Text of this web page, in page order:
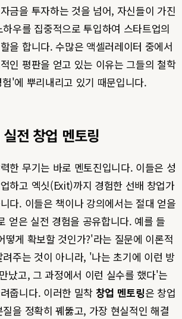
금을 투자하는 것을 넘어, 자신들이 가진
우를 집중적으로 투입하여 스타트업의
을 합니다. 수많은 액셀러레이터 중에서
인 평판을 얻고 있는 이유는 그들의 철학
'에 뿌리내리고 있기 때문입니다.
전 창업 멘토링
한 무기는 바로 멘토진입니다. 이들은 성
하고 엑싯(Exit)까지 경험한 선배 창업가
다. 이들은 책이나 강의에서는 절대 얻을
얻은 실전 경험을 공유합니다. 예를 들
떻게 확보할 것인가?'라는 질문에 이론적
주는 것이 아니라, '나는 초기에 이런 방
났고, 그 과정에서 이런 실수를 했다'는
줍니다. 이러한 밀착 창업 멘토링은 창업
을 정확히 꿰뚫고, 가장 현실적인 해결